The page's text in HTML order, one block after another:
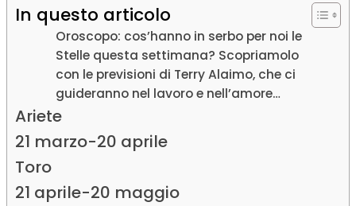
In questo articolo
Oroscopo: cos’hanno in serbo per noi le
Stelle questa settimana? Scopriamolo
con le previsioni di Terry Alaimo, che ci
guideranno nel lavoro e nell’amore…
Ariete
21 marzo-20 aprile
Toro
21 aprile-20 maggio